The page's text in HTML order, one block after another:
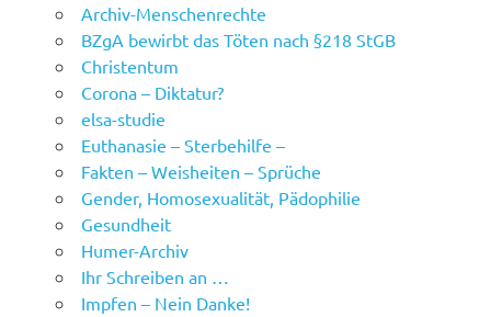
Archiv-Menschenrechte
BZgA bewirbt das Töten nach §218 StGB
Christentum
Corona – Diktatur?
elsa-studie
Euthanasie – Sterbehilfe –
Fakten – Weisheiten – Sprüche
Gender, Homosexualität, Pädophilie
Gesundheit
Humer-Archiv
Ihr Schreiben an …
Impfen – Nein Danke!